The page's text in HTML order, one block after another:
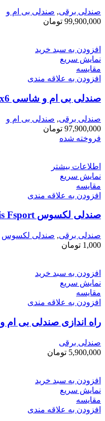
صندلی برقی, صندلی بی ام و
99,900,000 تومان
افزودن به سبد خرید
نمایش سریع
مقايسه
افزودن به علاقه مندی
صندلی بی ام و شاسی x6
صندلی برقی, صندلی بی ام و
97,900,000 تومان
فروخته شده
اطلاعات بیشتر
نمایش سریع
مقايسه
افزودن به علاقه مندی
صندلی لکسوس is Fsport
صندلی برقی, صندلی لکسوس
1,000 تومان
افزودن به سبد خرید
نمایش سریع
مقايسه
افزودن به علاقه مندی
راه اندازی صندلی بی ام و bmw سری ۷ یا x6
صندلی برقی
5,900,000 تومان
افزودن به سبد خرید
نمایش سریع
مقايسه
افزودن به علاقه مندی